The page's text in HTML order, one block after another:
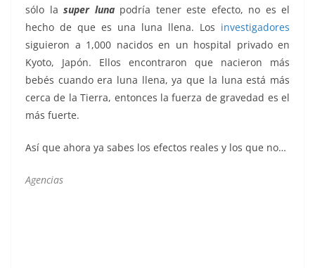
sólo la super lunapodría tener este efecto, no es el
hecho de que es una luna llena. Los investigadores
siguieron a 1,000 nacidos en un hospital privado en
Kyoto, Japón. Ellos encontraron que nacieron más
bebés cuando era luna llena, ya que la luna está más
cerca de la Tierra, entonces la fuerza de gravedad es el
más fuerte.
Así que ahora ya sabes los efectos reales y los que no…
Agencias